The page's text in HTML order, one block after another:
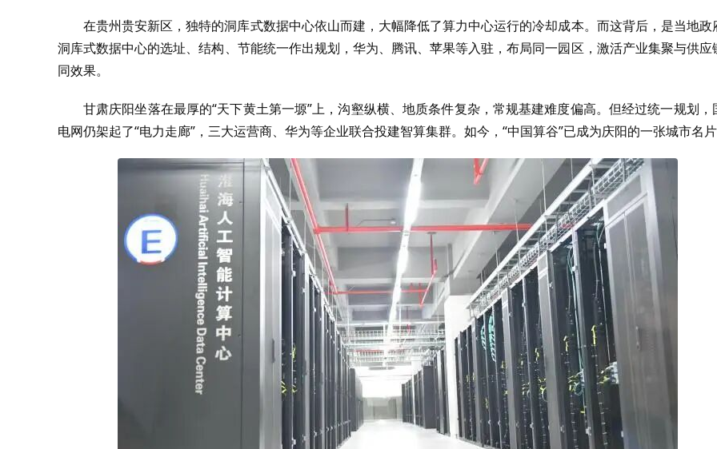
在贵州贵安新区，独特的洞库式数据中心依山而建，大幅降低了算力中心运行的冷却成本。而这背后，是当地政
洞库式数据中心的选址、结构、节能统一作出规划，华为、腾讯、苹果等入驻，布局同一园区，激活产业集聚与供应
同效果。
甘肃庆阳坐落在最厚的“天下黄土第一塬”上，沟壑纵横、地质条件复杂，常规基建难度偏高。但经过统一规划，
电网仍架起了“电力走廊”，三大运营商、华为等企业联合投建智算集群。如今，“中国算谷”已成为庆阳的一张城市名